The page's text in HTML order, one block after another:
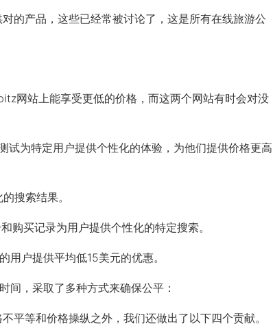
产品，这些已经常被讨论了，这是所有在线旅游公
站上能享受更低的价格，而这两个网站有时会对没
为特定用户提供个性化的体验，为他们提供价格更高
搜索结果。
买记录为用户提供个性化的特定搜索。
户提供平均低15美元的优惠。
，采取了多种方式来确保公平：
等和价格操纵之外，我们还做出了以下四个贡献。